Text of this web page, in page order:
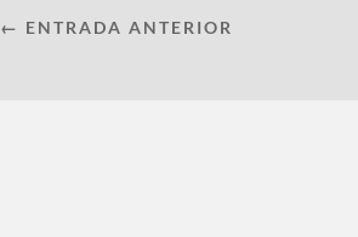
← ENTRADA ANTERIOR